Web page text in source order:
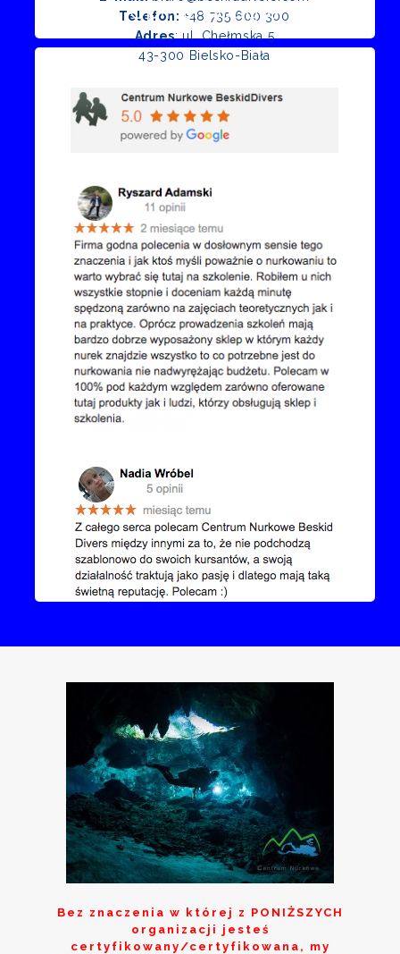
Telefon: +48 735 600 300
Adres: ul. Chełmska 5
43-300 Bielsko-Biała
Opinie Google
Bez znaczenia w której z PONIŻSZYCH
organizacji jesteś
certyfikowany/certyfikowana, my